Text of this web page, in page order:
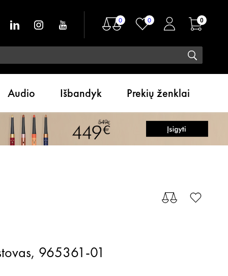
0 0 0
Audio Išbandyk Prekių ženklai
965361-01